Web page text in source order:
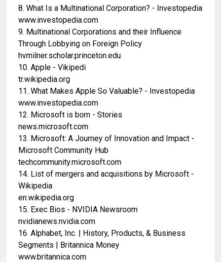
8. What Is a Multinational Corporation? - Investopedia
www.investopedia.com
9. Multinational Corporations and their Influence
Through Lobbying on Foreign Policy
hvmilner.scholar.princeton.edu
10. Apple - Vikipedi
tr.wikipedia.org
11. What Makes Apple So Valuable? - Investopedia
www.investopedia.com
12. Microsoft is born - Stories
news.microsoft.com
13. Microsoft: A Journey of Innovation and Impact -
Microsoft Community Hub
techcommunity.microsoft.com
14. List of mergers and acquisitions by Microsoft -
Wikipedia
en.wikipedia.org
15. Exec Bios - NVIDIA Newsroom
nvidianews.nvidia.com
16. Alphabet, Inc. | History, Products, & Business
Segments | Britannica Money
www.britannica.com